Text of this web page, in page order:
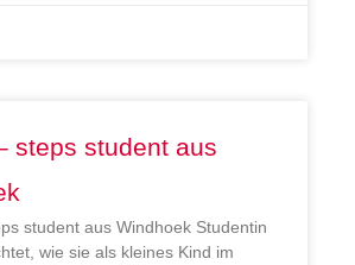
steps student aus
student aus Windhoek Studentin
wie sie als kleines Kind im